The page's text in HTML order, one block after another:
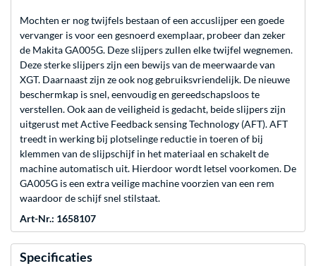
Mochten er nog twijfels bestaan of een accuslijper een goede
vervanger is voor een gesnoerd exemplaar, probeer dan zeker
de Makita GA005G. Deze slijpers zullen elke twijfel wegnemen.
Deze sterke slijpers zijn een bewijs van de meerwaarde van
XGT. Daarnaast zijn ze ook nog gebruiksvriendelijk. De nieuwe
beschermkap is snel, eenvoudig en gereedschapsloos te
verstellen. Ook aan de veiligheid is gedacht, beide slijpers zijn
uitgerust met Active Feedback sensing Technology (AFT). AFT
treedt in werking bij plotselinge reductie in toeren of bij
klemmen van de slijpschijf in het materiaal en schakelt de
machine automatisch uit. Hierdoor wordt letsel voorkomen. De
GA005G is een extra veilige machine voorzien van een rem
waardoor de schijf snel stilstaat.
Art-Nr.: 1658107
Specificaties